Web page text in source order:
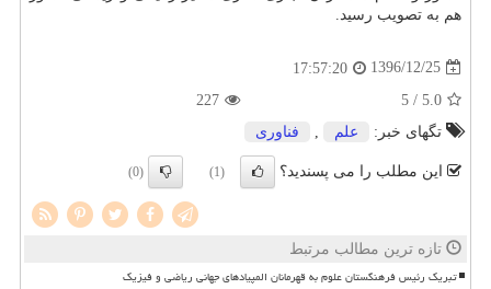
هم به تصویب رسید.
1396/12/25
17:57:20
5.0
/ 5
227
تگهای خبر:
علم فناوری
این مطلب را می پسندید؟ (1)
(0)
تازه ترین مطالب مرتبط
تبریک رئیس فرهنگستان علوم به قهرمانان المپیادهای جهانی ریاضی و فیزیک